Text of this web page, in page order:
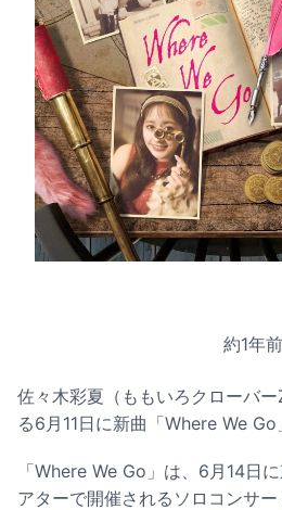
約1年前
佐々木彩夏（ももいろクローバ
る6月11日に新曲「Where We Go
「Where We Go」は、6月14日
アターで開催されるソロコンサ